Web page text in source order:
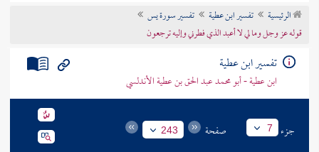
تراجم الأعلام
الرئيسية تفسير ابن عطية
تفسير سورة يس
قوله عز وجل وما لي لا أعبد الذي فطرني وإليه ترجعون
تفسير ابن عطية
ابن عطية - أبو محمد عبد الحق بن عطية الأندلسي
جزء 7 صفحة 243